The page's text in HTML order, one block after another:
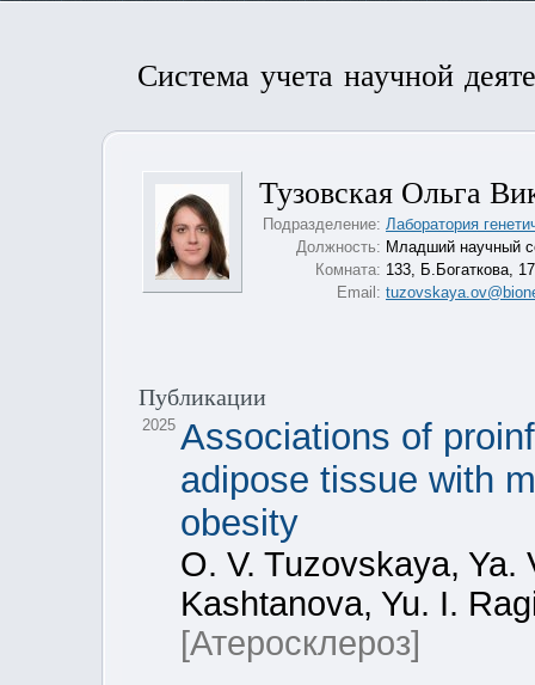
Система учета научной
Тузовская Ольга
Подразделение: Лаборатория
Должность: Младший научный
Комната: 133, Б.Богаткова,
Email:
Публикации
2025 Associations of
adipose tissue with
obesity
O. V. Tuzovskaya, Ya.
Kashtanova, Yu. I.
[Атеросклероз]